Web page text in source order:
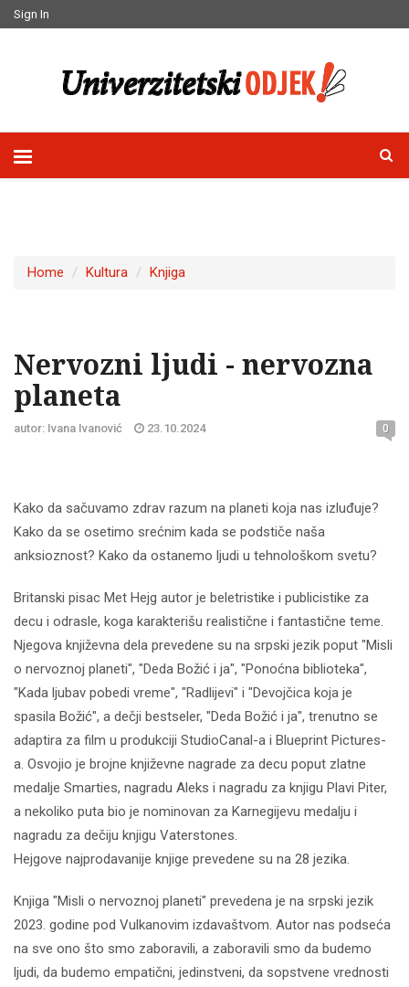
Sign In
Home Kultura Knjiga
Nervozni ljudi - nervozna
planeta
autor: Ivana Ivanović 23.10.2024 0
Kako da sačuvamo zdrav razum na planeti koja nas izluđuje?
Kako da se osetimo srećnim kada se podstiče naša
anksioznost? Kako da ostanemo ljudi u tehnološkom svetu?
Britanski pisac Met Hejg autor je beletristike i publicistike za
decu i odrasle, koga karakterišu realistične i fantastične teme.
Njegova književna dela prevedene su na srpski jezik poput "Misli
o nervoznoj planeti", "Deda Božić i ja", "Ponoćna biblioteka",
"Kada ljubav pobedi vreme", "Radlijevi" i "Devojčica koja je
spasila Božić", a dečji bestseler, "Deda Božić i ja", trenutno se
adaptira za film u produkciji StudioCanal-a i Blueprint Pictures-
a. Osvojio je brojne književne nagrade za decu poput zlatne
medalje Smarties, nagradu Aleks i nagradu za knjigu Plavi Piter,
a nekoliko puta bio je nominovan za Karnegijevu medalju i
nagradu za dečiju knjigu Vaterstones.
Hejgove najprodavanije knjige prevedene su na 28 jezika.
Knjiga "Misli o nervoznoj planeti" prevedena je na srpski jezik
2023. godine pod Vulkanovim izdavaštvom. Autor nas podseća
na sve ono što smo zaboravili, a zaboravili smo da budemo
ljudi, da budemo empatični, jedinstveni, da sopstvene vrednosti